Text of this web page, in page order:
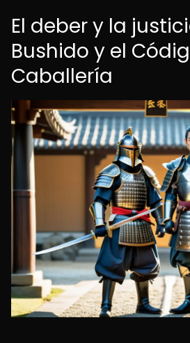
El deber y la
Bushido y el
Caballería